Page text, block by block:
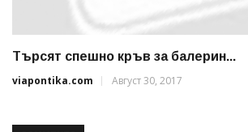
Търсят спешно кръв за балерин...
viapontika.com
Август 30, 2017